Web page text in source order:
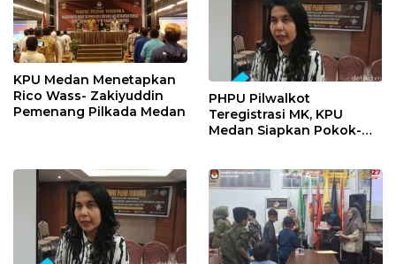
KPU Medan Menetapkan
Rico Wass- Zakiyuddin
Pemenang Pilkada Medan
PHPU Pilwalkot
Teregistrasi MK, KPU
Medan Siapkan Pokok-